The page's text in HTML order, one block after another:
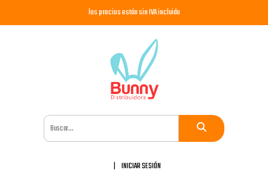
los precios están sin IVA incluido
INICIAR SESIÓN